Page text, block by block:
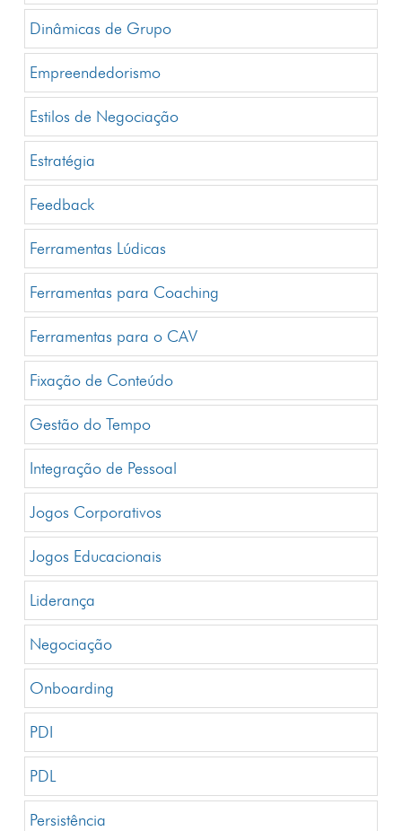
Dinâmicas de Grupo
Empreendedorismo
Estilos de Negociação
Estratégia
Feedback
Ferramentas Lúdicas
Ferramentas para Coaching
Ferramentas para o CAV
Fixação de Conteúdo
Gestão do Tempo
Integração de Pessoal
Jogos Corporativos
Jogos Educacionais
Liderança
Negociação
Onboarding
PDI
PDL
Persistência